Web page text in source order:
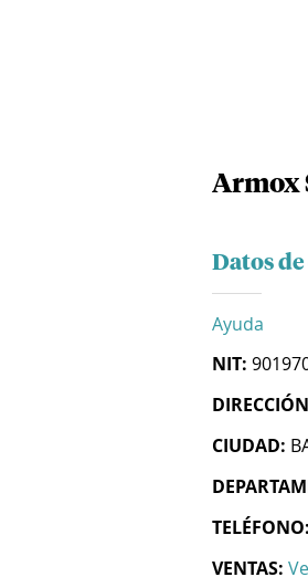
Armox
Datos de
Ayuda
NIT:
CIUDAD:
TELÉFONO:
VENTAS: